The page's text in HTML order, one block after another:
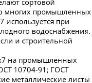
многих промышленных
используется при
водоснабжения.
и строительной
на промышленных
10704-91; ГОСТ
металлические листы